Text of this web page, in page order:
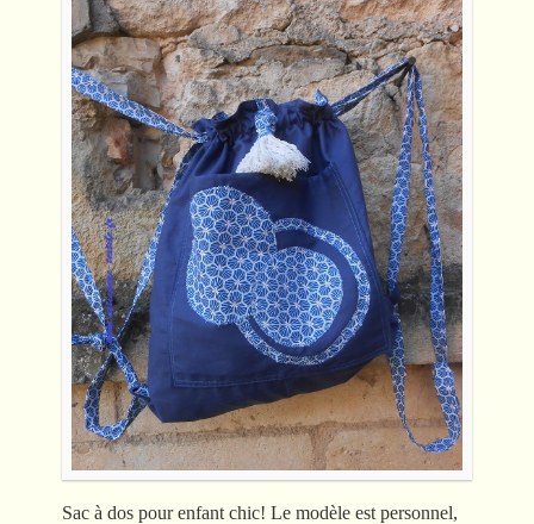
Sac à dos pour enfant chic! Le modèle est personnel,